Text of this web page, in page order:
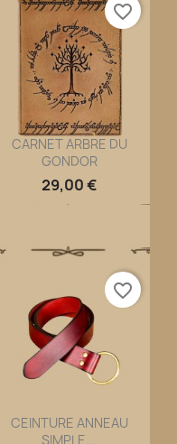
Aperçu rapide
CARNET ARBRE DU
GONDOR
29,00 €
favorite_border
CEINTURE ANNEAU
SIMPLE...
favorite_border